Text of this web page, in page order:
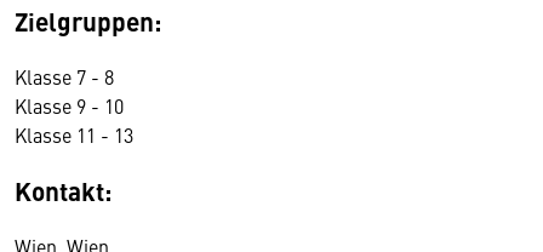
Zielgruppen:
Klasse 7 - 8
Klasse 9 - 10
Klasse 11 - 13
Kontakt:
Wien, Wien